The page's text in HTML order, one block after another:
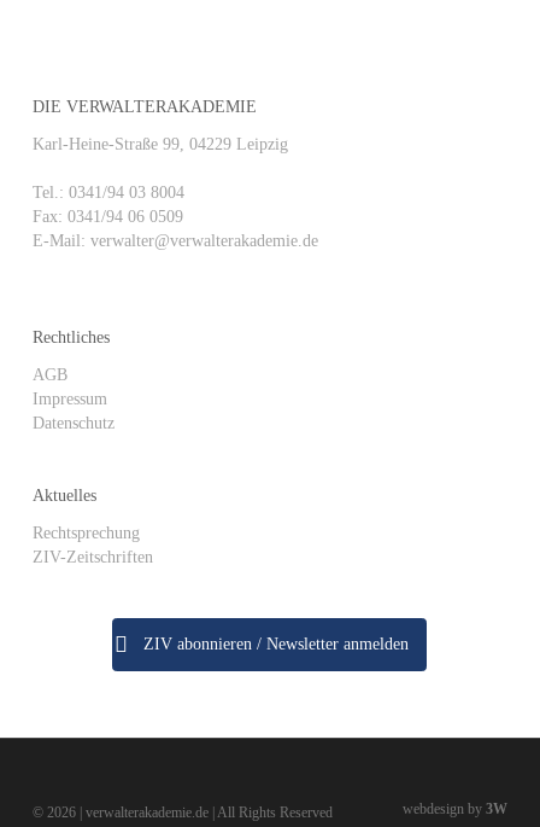
DIE VERWALTERAKADEMIE
Karl-Heine-Straße 99, 04229 Leipzig
Tel.: 0341/94 03 8004
Fax: 0341/94 06 0509
E-Mail: verwalter@verwalterakademie.de
Rechtliches
AGB
Impressum
Datenschutz
Aktuelles
Rechtsprechung
ZIV-Zeitschriften
ZIV abonnieren / Newsletter anmelden
© 2026 | verwalterakademie.de | All Rights Reserved webdesign by3W